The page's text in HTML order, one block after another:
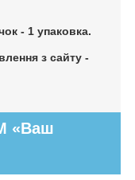
- 1 упаковка.
з сайту -
«Ваш